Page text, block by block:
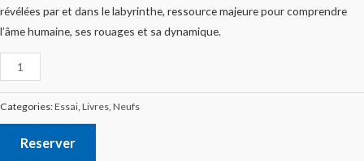
révélées par et dans le labyrinthe, ressource majeure pour comprendre
l’âme humaine, ses rouages et sa dynamique.
Categories:Essai Livres Neufs
Reserver